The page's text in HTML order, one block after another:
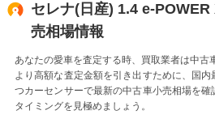
セレナ(日産) 1.4 e-
売相場情報
あなたの愛車を査定する時、買取業者は中古
より高額な査定金額を引き出すために、国
つカーセンサーで最新の中古車小売相場を
タイミングを見極めましょう。